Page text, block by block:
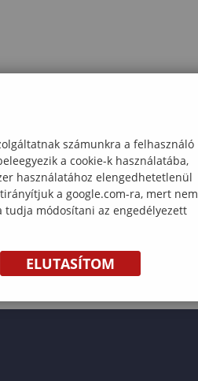
számunkra a felhasználó
a cookie-k használatába,
használatához elengedhetetlenül
a google.com-ra, mert nem
módosítani az engedélyezett
ELUTASÍTOM